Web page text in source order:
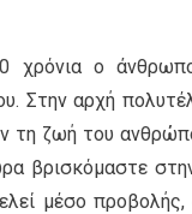
χρόνια ο
Στην αρχή
τη ζωή του
βρισκόμαστε
μέσο προβολής,